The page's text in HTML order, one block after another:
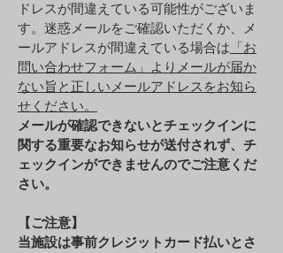
ドレスが間違えている可能性がございま
す。迷惑メールをご確認いただくか、メ
ールアドレスが間違えている場合は 「お
問い合わせフォーム」よりメールが届か
ない旨と正しいメールアドレスをお知ら
せください。
メールが確認できないとチェックインに
関する重要なお知らせが送付されず、チ
ェックインができませんのでご注意くだ
さい。
【ご注意】
当施設は事前クレジットカード払いとさ